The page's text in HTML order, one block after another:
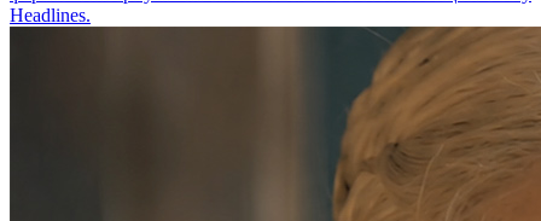
Headlines.